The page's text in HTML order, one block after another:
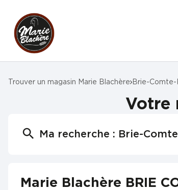
Trouver un magasin Marie Blachère Brie-
Votre
Ma recherche : Brie-
Marie Blachère BRIE